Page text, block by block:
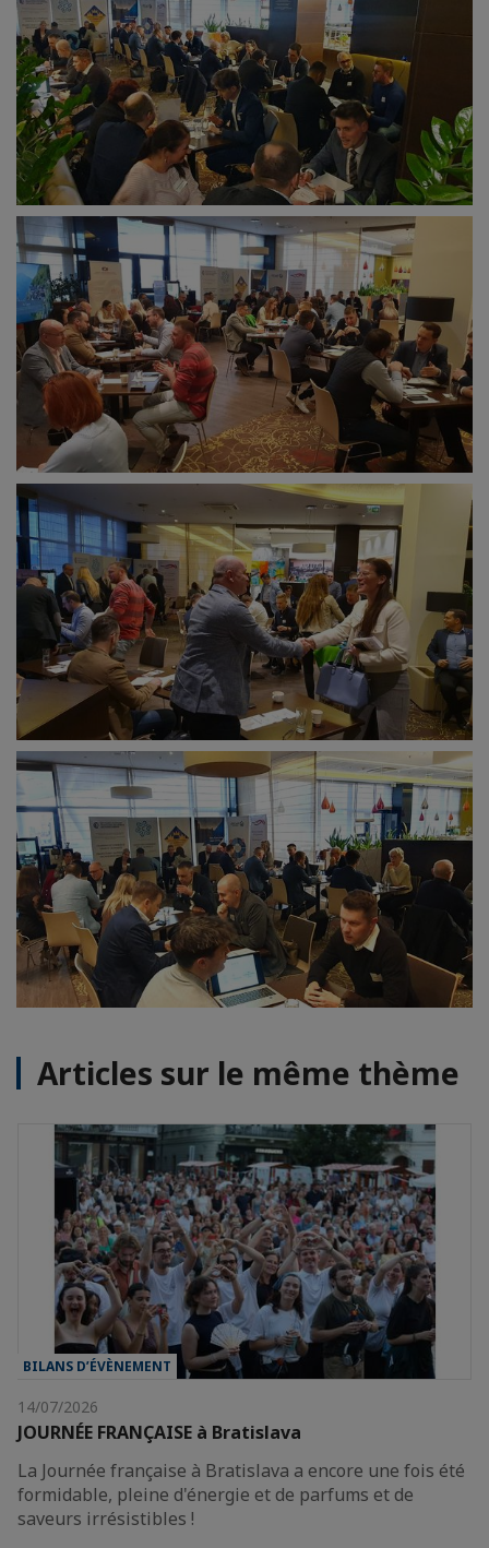
Articles sur le même thème
BILANS D’ÉVÈNEMENT
14/07/2026
JOURNÉE FRANÇAISE à Bratislava
La Journée française à Bratislava a encore une fois été
formidable, pleine d'énergie et de parfums et de
saveurs irrésistibles !